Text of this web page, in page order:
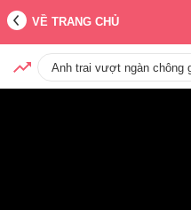
VỀ TRANG CHỦ
Anh trai vượt ngàn chông